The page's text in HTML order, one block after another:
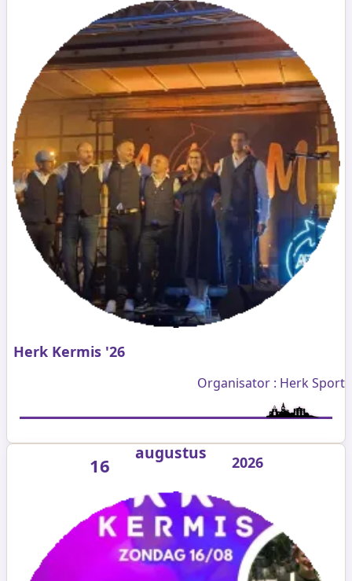
Herk Kermis '26
Organisator : Herk Sport
16
augustus 2026